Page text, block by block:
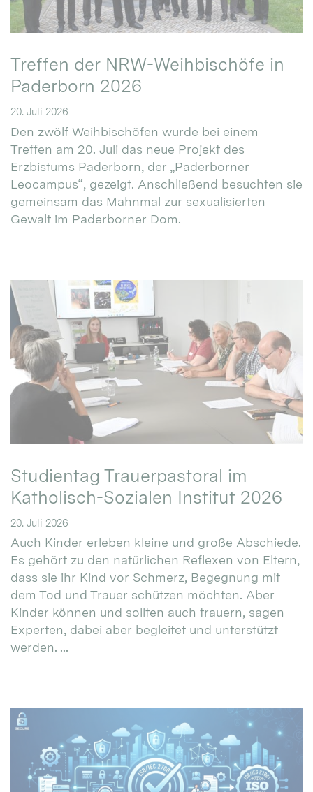
Treffen der NRW-Weihbischöfe in
Paderborn 2026
20. Juli 2026
Den zwölf Weihbischöfen wurde bei einem
Treffen am 20. Juli das neue Projekt des
Erzbistums Paderborn, der „Paderborner
Leocampus“, gezeigt. Anschließend besuchten sie
gemeinsam das Mahnmal zur sexualisierten
Gewalt im Paderborner Dom.
Studientag Trauerpastoral im
Katholisch-Sozialen Institut 2026
20. Juli 2026
Auch Kinder erleben kleine und große Abschiede.
Es gehört zu den natürlichen Reflexen von Eltern,
dass sie ihr Kind vor Schmerz, Begegnung mit
dem Tod und Trauer schützen möchten. Aber
Kinder können und sollten auch trauern, sagen
Experten, dabei aber begleitet und unterstützt
werden. ...